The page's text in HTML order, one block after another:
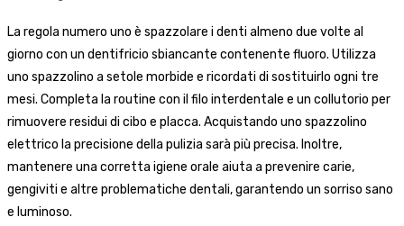
La regola numero uno è spazzolare i denti almeno due volte al
giorno con un dentifricio sbiancante contenente fluoro. Utilizza
uno spazzolino a setole morbide e ricordati di sostituirlo ogni tre
mesi. Completa la routine con il filo interdentale e un collutorio per
rimuovere residui di cibo e placca. Acquistando uno spazzolino
elettrico la precisione della pulizia sarà più precisa. Inoltre,
mantenere una corretta igiene orale aiuta a prevenire carie,
gengiviti e altre problematiche dentali, garantendo un sorriso sano
e luminoso.